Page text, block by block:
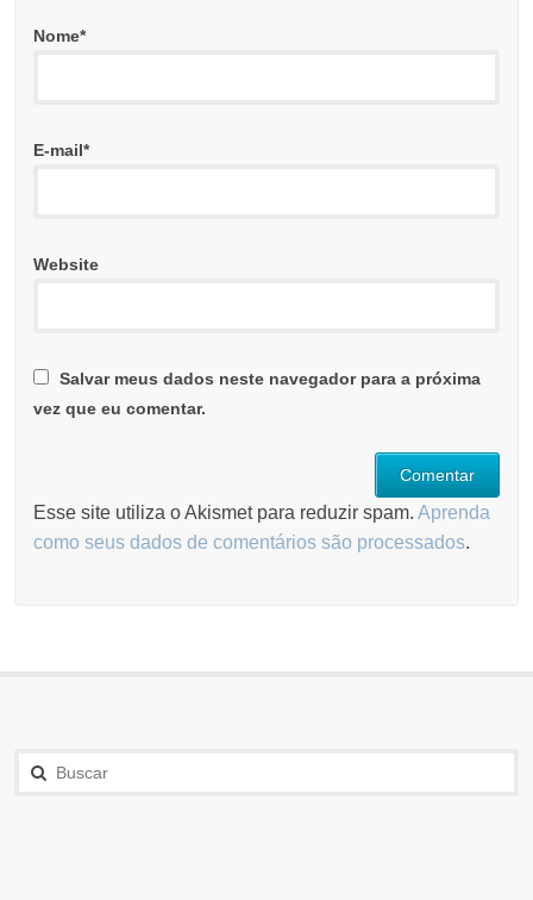
Nome*
E-mail*
Website
Salvar meus dados neste navegador para a próxima
vez que eu comentar.
Esse site utiliza o Akismet para reduzir spam.Aprenda
como seus dados de comentários são processados.